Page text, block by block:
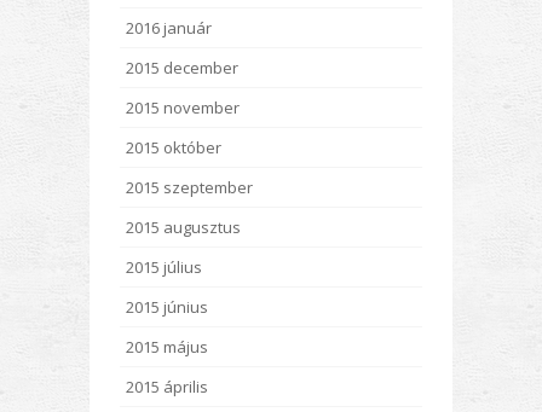
2016 január
2015 december
2015 november
2015 október
2015 szeptember
2015 augusztus
2015 július
2015 június
2015 május
2015 április